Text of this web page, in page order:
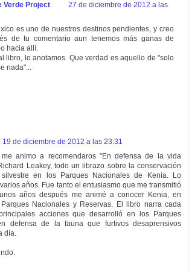
Verde Project
27 de diciembre de 2012 a las
es uno de nuestros destinos pendientes, y creo
de tu comentario aun tenemos más ganas de
hacia allí.
libro, lo anotamos. Que verdad es aquello de "solo
nada"...
19 de diciembre de 2012 a las 23:31
me animo a recomendaros "En defensa de la vida
Leakey, todo un librazo sobre la conservación
en los Parques Nacionales de Kenia. Lo
años. Fue tanto el entusiasmo que me transmitió
años después me animé a conocer Kenia, en
Nacionales y Reservas. El libro narra cada
acciones que desarrolló en los Parques
defensa de la fauna que furtivos desaprensivos
día.